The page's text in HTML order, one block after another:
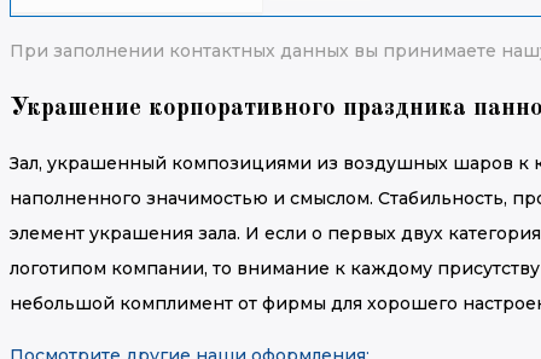
При заполнении контактных данных вы принимаете
Украшение корпоративного праздника
Зал, украшенный композициями из воздушных шаров к
наполненного значимостью и смыслом. Стабильность,
элемент украшения зала. И если о первых двух
логотипом компании, то внимание к каждому
небольшой комплимент от фирмы для хорошего